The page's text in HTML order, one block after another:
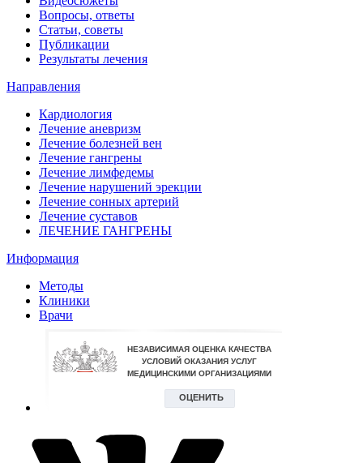
Вопросы, ответы
Статьи, советы
Публикации
Результаты лечения
Направления
Кардиология
Лечение аневризм
Лечение болезней вен
Лечение гангрены
Лечение лимфедемы
Лечение нарушений эрекции
Лечение сонных артерий
Лечение суставов
ЛЕЧЕНИЕ ГАНГРЕНЫ
Информация
Методы
Клиники
Врачи